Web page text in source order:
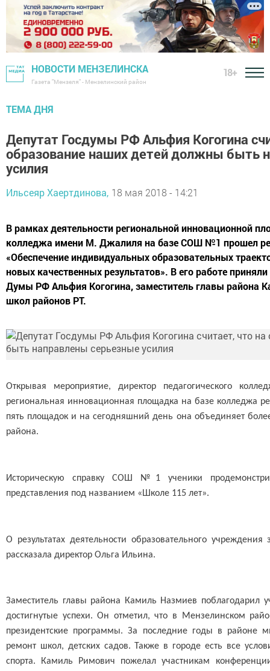
НОВОСТИ МЕНЗЕЛИНСКА
Газета "Мензеля" - Мензелинский район
18+
ТЕМА ДНЯ
Депутат Госдумы РФ Альфия Когогина
образование наших детей должны быть
усилия
Ильсеяр Хаертдинова, 18 мая 2018 - 14:21
В рамках деятельности региональной инновационной
колледжа имени М. Джалиля на базе СОШ №1 прошел
«Обеспечение индивидуальных образовательных
новых качественных результатов». В его работе
Думы РФ Альфия Когогина, заместитель главы района
школ районов РТ.
Открывая мероприятие, директор педагогического
региональная инновационная площадка на базе колледжа
пять площадок и на сегодняшний день она объединяет
района.
Историческую справку СОШ №1 ученики
представления под названием «Школе 115 лет».
О результатах деятельности образовательного
рассказала директор Ольга Ильина.
Заместитель главы района Камиль Назмиев поблагодарил
достигнутые успехи. Он отметил, что в Мензелинском
президентские программы. За последние годы в районе
ремонт школ, детских садов. Также в городе есть все
спорта. Камиль Римович пожелал участникам